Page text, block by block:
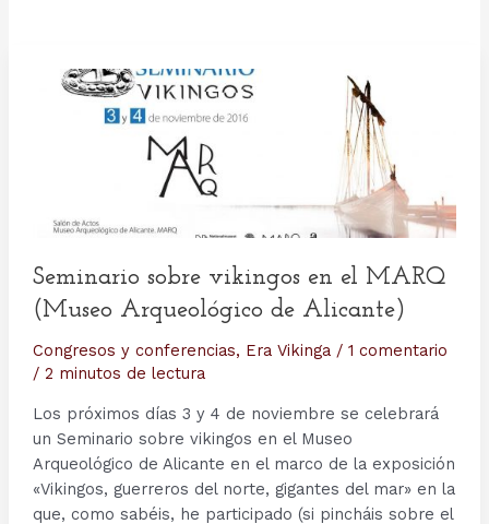
Seminario sobre vikingos en el MARQ
(Museo Arqueológico de Alicante)
Congresos y conferencias, Era Vikinga/ 1 comentario
/ 2 minutos de lectura
Los próximos días 3 y 4 de noviembre se celebrará
un Seminario sobre vikingos en el Museo
Arqueológico de Alicante en el marco de la exposición
«Vikingos, guerreros del norte, gigantes del mar» en la
que, como sabéis, he participado (si pincháis sobre el